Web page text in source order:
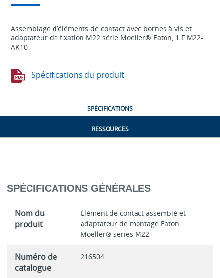
Assemblage d’éléments de contact avec bornes à vis et
adaptateur de fixation M22 série Moeller® Eaton, 1 F M22-
AK10
Spécifications du produit
SPÉCIFICATIONS
RESSOURCES
SPÉCIFICATIONS GÉNÉRALES
Nom du
produit
Élément de contact assemblé et
adaptateur de montage Eaton
Moeller® series M22
Numéro de
catalogue
216504